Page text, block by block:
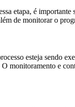
etapa, é
de monitorar o
esteja sendo
monitoramento e